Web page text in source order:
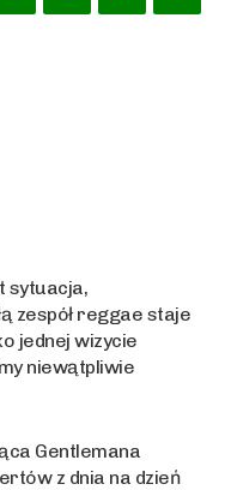
sytuacja,
zespół reggae staje
jednej wizycie
niewątpliwie
Gentlemana
z dnia na dzień